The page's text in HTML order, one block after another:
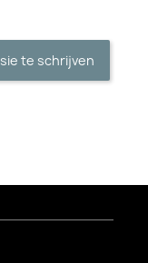
te schrijven